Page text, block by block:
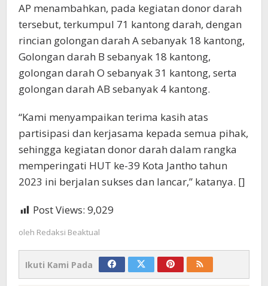
AP menambahkan, pada kegiatan donor darah
tersebut, terkumpul 71 kantong darah, dengan
rincian golongan darah A sebanyak 18 kantong,
Golongan darah B sebanyak 18 kantong,
golongan darah O sebanyak 31 kantong, serta
golongan darah AB sebanyak 4 kantong.
“Kami menyampaikan terima kasih atas
partisipasi dan kerjasama kepada semua pihak,
sehingga kegiatan donor darah dalam rangka
memperingati HUT ke-39 Kota Jantho tahun
2023 ini berjalan sukses dan lancar,” katanya. []
Post Views: 9,029
oleh Redaksi Beaktual
Ikuti Kami Pada